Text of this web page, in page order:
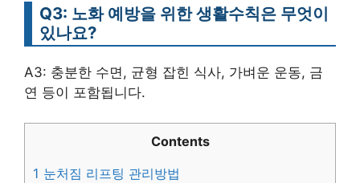
Q3: 노화 예방을 위한 생활수칙은 무엇이
있나요?
A3: 충분한 수면, 균형 잡힌 식사, 가벼운 운동, 금
연 등이 포함됩니다.
Contents
1 눈처짐 리프팅 관리방법